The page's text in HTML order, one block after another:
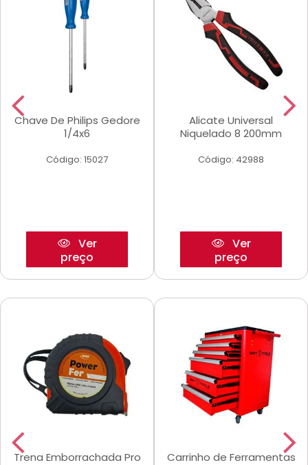
Chave De Philips Gedore
1/4x6
Código: 15027
Ver
preço
Alicate Universal
Niquelado 8 200mm
Código: 42988
Ver
preço
Trena Emborrachada Pro
Carrinho de Ferramentas